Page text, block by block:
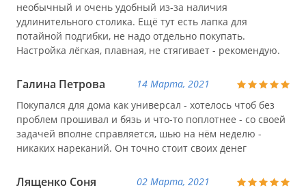
необычный и очень удобный из-за наличия
удлинительного столика. Ещё тут есть лапка для
потайной подгибки, не надо отдельно покупать.
Настройка лёгкая, плавная, не стягивает - рекомендую.
Галина Петрова
14 Марта, 2021
Покупался для дома как универсал - хотелось чтоб без
проблем прошивал и бязь и что-то поплотнее - со своей
задачей вполне справляется, шью на нём неделю -
никаких нареканий. Он точно стоит своих денег
Лященко Соня
02 Марта, 2021